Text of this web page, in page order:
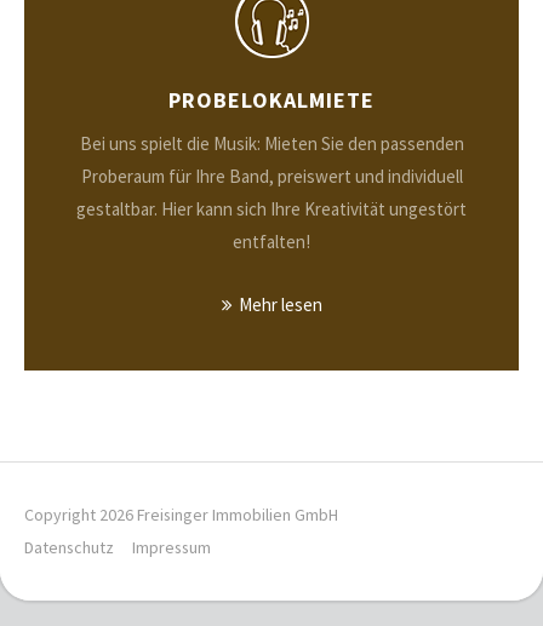
PROBELOKALMIETE
Bei uns spielt die Musik: Mieten Sie den passenden
Proberaum für Ihre Band, preiswert und individuell
gestaltbar. Hier kann sich Ihre Kreativität ungestört
entfalten!
Mehr lesen
Copyright 2026 Freisinger Immobilien GmbH
Datenschutz
Impressum